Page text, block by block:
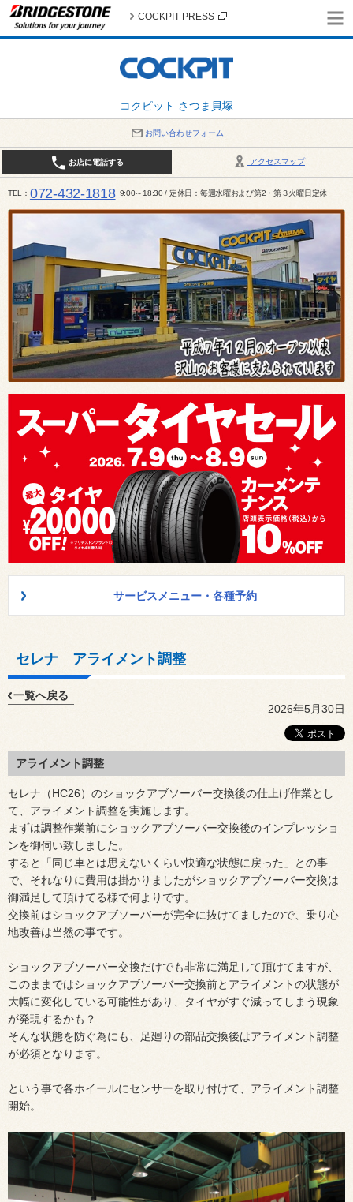
コクピット さつま貝塚
COCKPIT PRESS
お問い合わせフォーム
アクセスマップ
お店に電話する
TEL 072-432-1818 9:00～18:30 / 定休日：毎週水曜および第2・第３火曜日定休
サービスメニュー・各種予約
セレナ アライメント調整
一覧へ戻る
2026年5月30日
アライメント調整
セレナ（HC26）のショックアブソーバー交換後の仕上げ作業とし
て、アライメント調整を実施します。
まずは調整作業前にショックアブソーバー交換後のインプレッショ
ンを御伺い致しました。
すると「同じ車とは思えないくらい快適な状態に戻った」との事
で、それなりに費用は掛かりましたがショックアブソーバー交換は
御満足して頂けてる様で何よりです。
交換前はショックアブソーバーが完全に抜けてましたので、乗り心
地改善は当然の事です。
ショックアブソーバー交換だけでも非常に満足して頂けてますが、
このままではショックアブソーバー交換前とアライメントの状態が
大幅に変化している可能性があり、タイヤがすぐ減ってしまう現象
が発現するかも？
そんな状態を防ぐ為にも、足廻りの部品交換後はアライメント調整
が必須となります。
という事で各ホイールにセンサーを取り付けて、アライメント調整
開始。